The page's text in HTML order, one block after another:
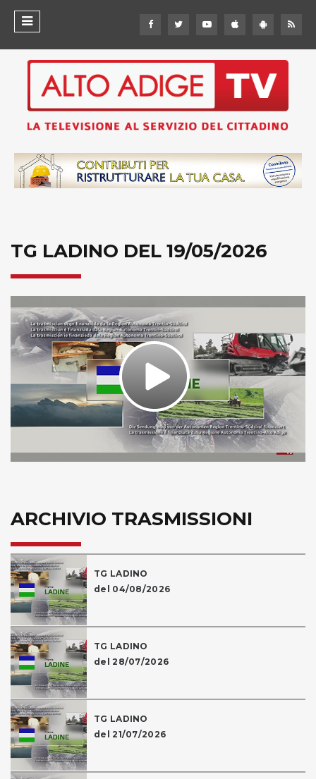
TG LADINO DEL 19/05/2026
Play
ARCHIVIO TRASMISSIONI
TG LADINO
del 04/08/2026
TG LADINO
del 28/07/2026
TG LADINO
del 21/07/2026